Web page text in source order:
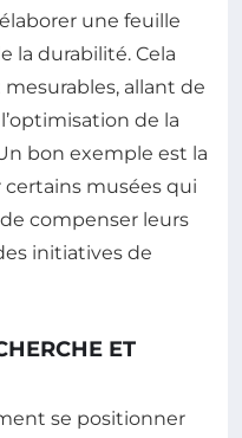
une feuille
la durabilité. Cela
allant de
de la
bon exemple est la
musées qui
compenser leurs
initiatives de
ET
se positionner